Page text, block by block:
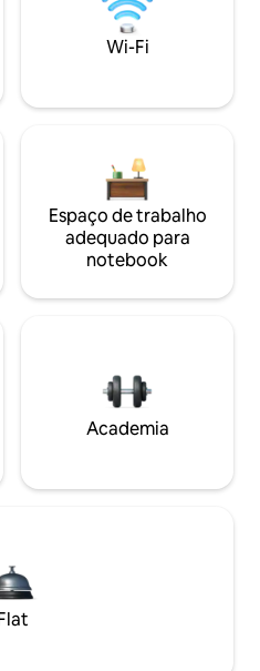
Wi-Fi
Espaço de trabalho
adequado para
notebook
Academia